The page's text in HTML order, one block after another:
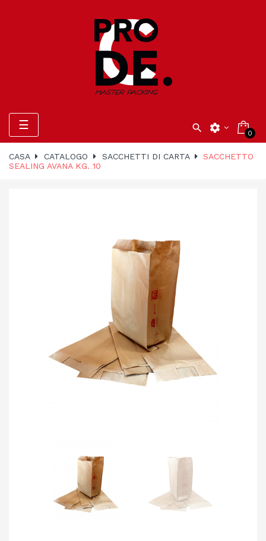
navigazione
Toggle
☰  settings 0
CASA CATALOGO SACCHETTI DI CARTA
SACCHETTO
SEALING AVANA KG. 10